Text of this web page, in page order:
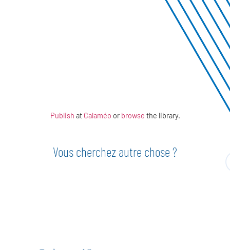
Publish at Calaméo or browse the library.
Vous cherchez autre chose ?